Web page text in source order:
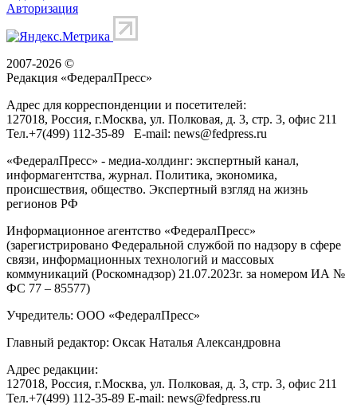
Авторизация
2007-2026 ©
Редакция «ФедералПресс»
Адрес для корреспонденции и посетителей:
127018, Россия, г.Москва, ул. Полковая, д. 3, стр. 3, офис 211
Тел.+7(499) 112-35-89 E-mail: news@fedpress.ru
«ФедералПресс» - медиа-холдинг: экспертный канал,
информагентства, журнал. Политика, экономика,
происшествия, общество. Экспертный взгляд на жизнь
регионов РФ
Информационное агентство «ФедералПресс»
(зарегистрировано Федеральной службой по надзору в сфере
связи, информационных технологий и массовых
коммуникаций (Роскомнадзор) 21.07.2023г. за номером ИА №
ФС 77 – 85577)
Учредитель: ООО «ФедералПресс»
Главный редактор: Оксак Наталья Александровна
Адрес редакции:
127018, Россия, г.Москва, ул. Полковая, д. 3, стр. 3, офис 211
Тел.+7(499) 112-35-89 E-mail: news@fedpress.ru